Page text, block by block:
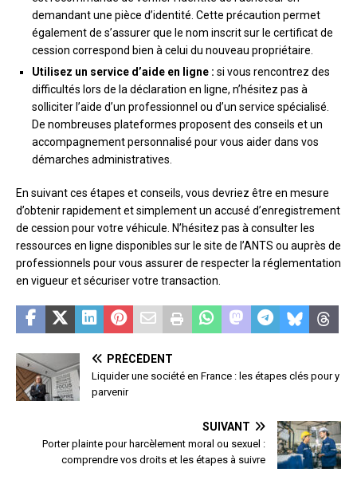
demandant une pièce d’identité. Cette précaution permet
également de s’assurer que le nom inscrit sur le certificat de
cession correspond bien à celui du nouveau propriétaire.
Utilisez un service d’aide en ligne : si vous rencontrez des
difficultés lors de la déclaration en ligne, n’hésitez pas à
solliciter l’aide d’un professionnel ou d’un service spécialisé.
De nombreuses plateformes proposent des conseils et un
accompagnement personnalisé pour vous aider dans vos
démarches administratives.
En suivant ces étapes et conseils, vous devriez être en mesure
d’obtenir rapidement et simplement un accusé d’enregistrement
de cession pour votre véhicule. N’hésitez pas à consulter les
ressources en ligne disponibles sur le site de l’ANTS ou auprès de
professionnels pour vous assurer de respecter la réglementation
en vigueur et sécuriser votre transaction.
PRÉCÉDENT
Liquider une société en France : les étapes clés pour y
parvenir
SUIVANT
Porter plainte pour harcèlement moral ou sexuel :
comprendre vos droits et les étapes à suivre